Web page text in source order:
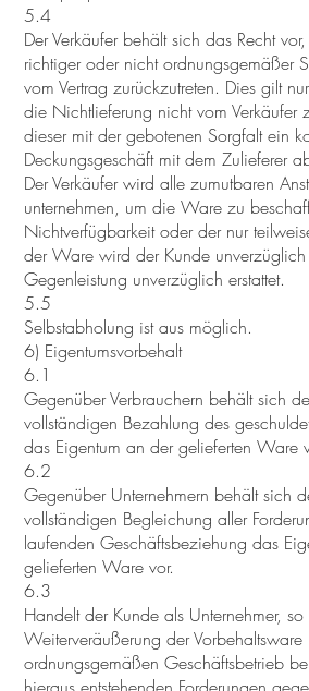
5.4
Der Verkäufer behält sich das Recht
richtiger oder nicht ordnungsgemäßer
vom Vertrag zurückzutreten. Dies gilt
die Nichtlieferung nicht vom Verkäufer
dieser mit der gebotenen Sorgfalt ein
Deckungsgeschäft mit dem Zulieferer
Der Verkäufer wird alle zumutbaren
unternehmen, um die Ware zu
Nichtverfügbarkeit oder der nur
der Ware wird der Kunde
Gegenleistung unverzüglich erstattet.
5.5
Selbstabholung ist aus möglich.
6) Eigentumsvorbehalt
6.1
Gegenüber Verbrauchern behält sich
vollständigen Bezahlung des
das Eigentum an der gelieferten Ware
6.2
Gegenüber Unternehmern behält sich
vollständigen Begleichung aller
laufenden Geschäftsbeziehung das
gelieferten Ware vor.
6.3
Handelt der Kunde als Unternehmer,
Weiterveräußerung der Vorbehaltsware
ordnungsgemäßen Geschäftsbetrieb